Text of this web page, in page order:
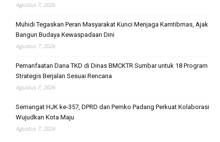
Agustus 7, 2026
Muhidi Tegaskan Peran Masyarakat Kunci Menjaga Kamtibmas, Ajak
Bangun Budaya Kewaspadaan Dini
Agustus 7, 2026
Pemanfaatan Dana TKD di Dinas BMCKTR Sumbar untuk 18 Program
Strategis Berjalan Sesuai Rencana
Agustus 7, 2026
Semangat HJK ke-357, DPRD dan Pemko Padang Perkuat Kolaborasi
Wujudkan Kota Maju
Agustus 7, 2026